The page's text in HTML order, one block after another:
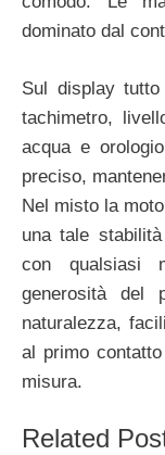
dominato dal
Sul display
tachimetro,
acqua e
preciso,
Nel misto la
una tale
con qualsiasi
generosità del
naturalezza,
al primo
misura.
Related